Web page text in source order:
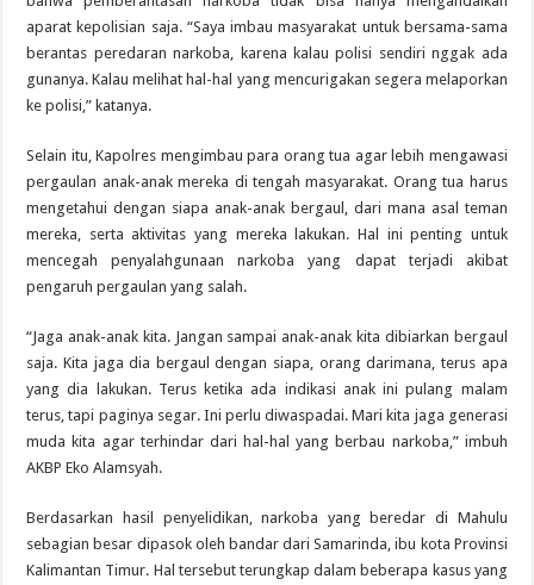
aparat kepolisian saja. “Saya imbau masyarakat untuk bersama-sama
berantas peredaran narkoba, karena kalau polisi sendiri nggak ada
gunanya. Kalau melihat hal-hal yang mencurigakan segera melaporkan
ke polisi,” katanya.
Selain itu, Kapolres mengimbau para orang tua agar lebih mengawasi
pergaulan anak-anak mereka di tengah masyarakat. Orang tua harus
mengetahui dengan siapa anak-anak bergaul, dari mana asal teman
mereka, serta aktivitas yang mereka lakukan. Hal ini penting untuk
mencegah penyalahgunaan narkoba yang dapat terjadi akibat
pengaruh pergaulan yang salah.
“Jaga anak-anak kita. Jangan sampai anak-anak kita dibiarkan bergaul
saja. Kita jaga dia bergaul dengan siapa, orang darimana, terus apa
yang dia lakukan. Terus ketika ada indikasi anak ini pulang malam
terus, tapi paginya segar. Ini perlu diwaspadai. Mari kita jaga generasi
muda kita agar terhindar dari hal-hal yang berbau narkoba,” imbuh
AKBP Eko Alamsyah.
Berdasarkan hasil penyelidikan, narkoba yang beredar di Mahulu
sebagian besar dipasok oleh bandar dari Samarinda, ibu kota Provinsi
Kalimantan Timur. Hal tersebut terungkap dalam beberapa kasus yang